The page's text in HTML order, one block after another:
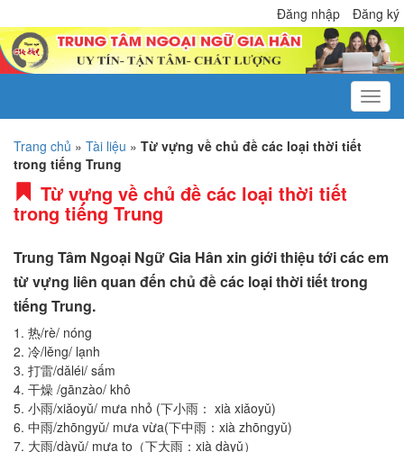
Đăng nhập Đăng ký
Trang chủ » Tài liệu » Từ vựng về chủ đề các loại thời tiết
trong tiếng Trung
Từ vựng về chủ đề các loại thời tiết
trong tiếng Trung
Trung Tâm Ngoại Ngữ Gia Hân xin giới thiệu tới các em
từ vựng liên quan đến chủ đề các loại thời tiết trong
tiếng Trung.
1. 热/rè/ nóng
2. 冷/lěng/ lạnh
3. 打雷/dǎléi/ sấm
4. 干燥 /gānzào/ khô
5. 小雨/xiǎoyǔ/ mưa nhỏ (下小雨： xià xiǎoyǔ)
6. 中雨/zhōngyǔ/ mưa vừa(下中雨：xià zhōngyǔ)
7. 大雨/dàyǔ/ mưa to（下大雨：xià dàyǔ）